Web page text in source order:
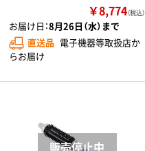
￥8,774（税込）
お届け日：8月26日（水）まで
直送品 電子機器等取扱店か
らお届け